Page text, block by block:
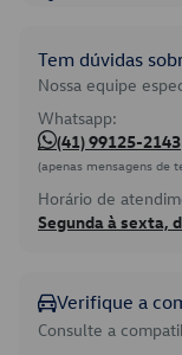
Tem dúvidas
Nossa equipe
Whatsapp:
(41) 99125-2143
(apenas mensagens de
Horário de
Segunda à sexta,
Verifique a
Consulte a